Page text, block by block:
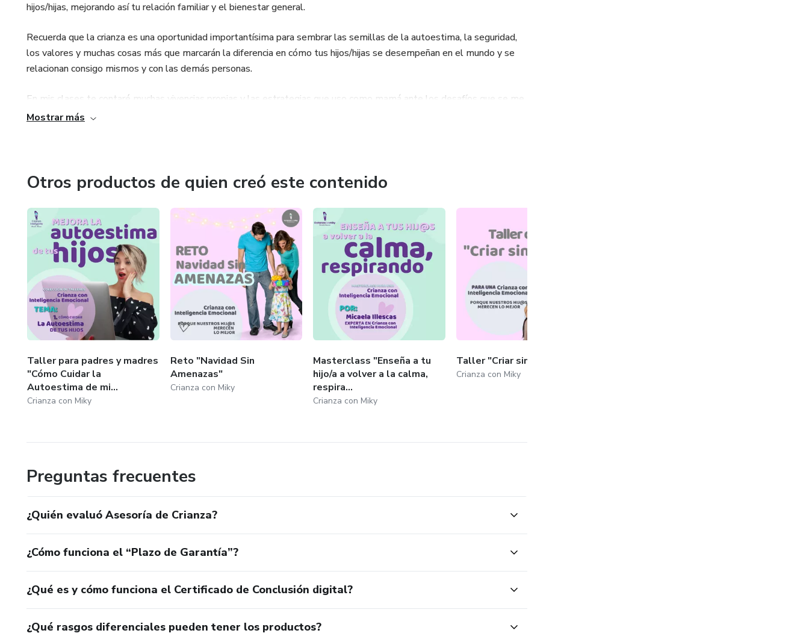
hijos/hijas, mejorando así tu relación familiar y el bienestar general.
Recuerda que la crianza es una oportunidad importantísima para sembrar las semillas de la autoestima, la seguridad,
los valores y muchas cosas más que marcarán la diferencia en cómo tus hijos/hijas se desempeñan en el mundo y se
relacionan consigo mismos y con las demás personas.
En mis clases te contaré muchas vivencias propias y las estrategias que uso como mamá ante los desafíos que se me
presentan en el día a día, porque yo vivo lo mismo que tú.
Mostrar más
Otros productos de quien creó este contenido
Taller para padres y madres
"Cómo Cuidar la
Autoestima de mi...
Crianza con Miky
Reto "Navidad Sin
Amenazas"
Crianza con Miky
Masterclass "Enseña a tu
hijo/a a volver a la calma,
respira...
Crianza con Miky
Taller "Criar sin Gritos"
Crianza con Miky
Preguntas frecuentes
¿Quién evaluó Asesoría de Crianza?
¿Cómo funciona el “Plazo de Garantía”?
¿Qué es y cómo funciona el Certificado de Conclusión digital?
¿Qué rasgos diferenciales pueden tener los productos?